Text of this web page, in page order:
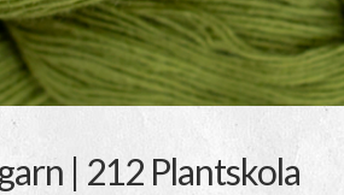
| 212 Plantskola